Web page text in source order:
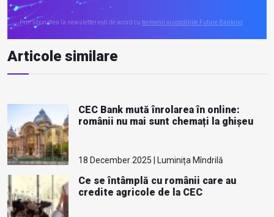
Prin abonarea la newsletter ești de acord cu termenii și condițiile Future Banking
Articole similare
CEC Bank mută înrolarea în online:
românii nu mai sunt chemați la ghișeu
18 December 2025 | Luminița Mîndrilă
Ce se întâmplă cu românii care au
credite agricole de la CEC